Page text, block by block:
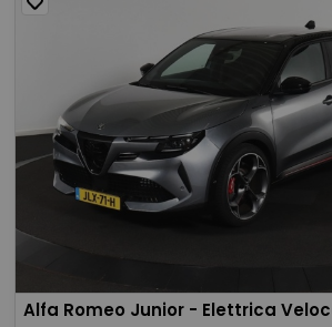
Alfa Romeo Junior - Elettrica